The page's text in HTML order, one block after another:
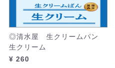
◎清水屋 生クリームパン
生クリーム
¥ 260